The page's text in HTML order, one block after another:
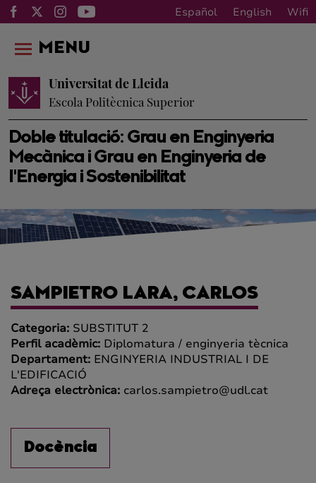
Español English Wifi
Doble titulació: Grau en Enginyeria
Mecànica i Grau en Enginyeria de
l'Energia i Sostenibilitat
Universitat de Lleida
Escola Politècnica Superior
MENU
SAMPIETRO LARA, CARLOS
Categoria: SUBSTITUT 2
Perfil acadèmic: Diplomatura / enginyeria tècnica
Departament: ENGINYERIA INDUSTRIAL I DE
L'EDIFICACIÓ
Adreça electrònica: carlos.sampietro@udl.cat
Docència